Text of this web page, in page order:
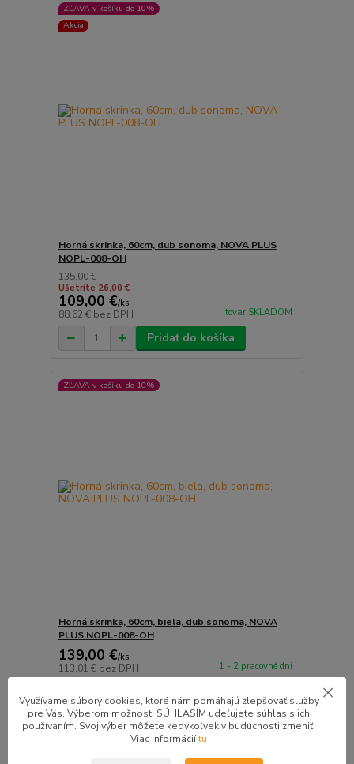
ZĽAVA v košíku do 10%
Akcia
Horná skrinka, 60cm, dub sonoma, NOVA PLUS
NOPL-008-OH
135,00 €
Ušetríte 26,00 €
109,00 €/ks
88,62 € bez DPH tovar SKLADOM
Pridať do košíka
ZĽAVA v košíku do 10%
Horná skrinka, 60cm, biela, dub sonoma, NOVA
PLUS NOPL-008-OH
139,00 €/ks
113,01 € bez DPH 1 - 2 pracovné dni
ZĽAVA v košíku do 10%
Využívame súbory cookies, ktoré nám pomáhajú zlepšovať služby
pre Vás. Výberom možnosti SÚHLASÍM udeľujete súhlas s ich
používaním. Svoj výber môžete kedykoľvek v budúcnosti zmeniť.
Viac informáciítu